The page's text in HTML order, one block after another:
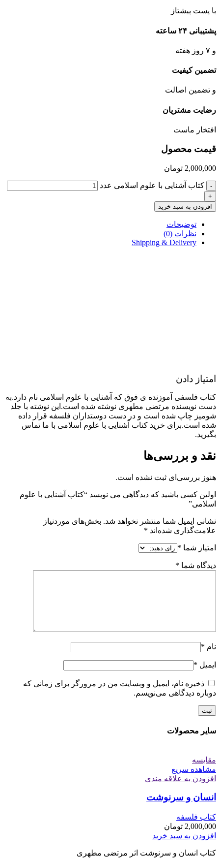
با پست پیشتاز
پشتیبانی ۲۴ ساعته
و ۷ روز هفته
تضمین کیفیت
و تضمین اصالت
رضایت مشتریان
افتخار ماست
قیمت محصول
2,000,000 تومان
- کتاب آشنایی با علوم اسلامی عدد
+
افزودن به سبد خرید
توضیحات
نظرات (0)
Shipping & Delivery
امتیاز دادن
کتاب فلسفی آموزنده ی فوق که آشنایی با علوم اسلامی نام دارد.به
دست نویسنده مرتضی مطهری نوشته شده است.این نوشته با جلد
شومیز چاپ شده است و در دست دوستداران فلسفه قرار داده
شده است.برای خرید کتاب آشنایی با علوم اسلامی با ما تماس
بگیرید.
نقد و بررسی‌ها
هنوز بررسی‌ای ثبت نشده است.
اولین کسی باشید که دیدگاهی می نویسد “کتاب آشنایی با علوم
اسلامی”
نشانی ایمیل شما منتشر نخواهد شد. بخش‌های موردنیاز
علامت‌گذاری شده‌اند *
امتیاز شما *
دیدگاه شما *
نام *
ایمیل *
ذخیره نام، ایمیل و وبسایت من در مرورگر برای زمانی که
دوباره دیدگاهی می‌نویسم.
سایر محصولات
مقایسه
مشاهده سریع
افزودن به علاقه مندی
انسان و سرنوشت
کتاب فلسفه
2,000,000 تومان
افزودن به سبد خرید
کتاب انسان و سرنوشت اثر مرتضی مطهری